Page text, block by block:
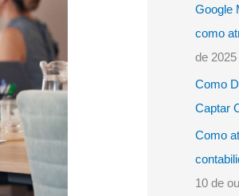
:
Google
como
de 2025
Como
Captar
Como
10 de